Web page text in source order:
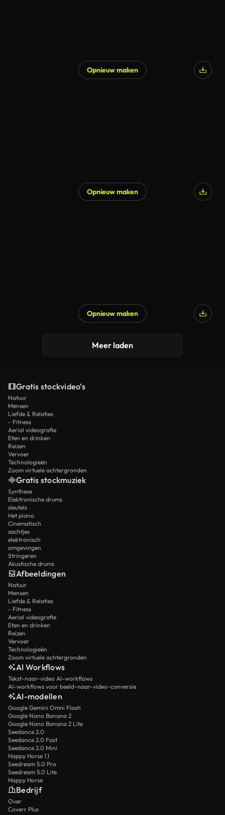
Opnieuw maken
Opnieuw maken
Opnieuw maken
Meer laden
Gratis stockvideo’s
Natuur
Mensen
Liefde & Relaties
- Fitness
Aerial videografie
Eten en drinken
Reizen
Vervoer
Technologieën
Zoom virtuele achtergronden
Gratis stockmuziek
Synthese
Elektronische drums
sleutels
Het piano
Cinematisch
zachtjes
elektronisch
omgevingen
Stringeren
Akustische drums
Afbeeldingen
Natuur
Mensen
Liefde & Relaties
- Fitness
Aerial videografie
Eten en drinken
Reizen
Vervoer
Technologieën
Zoom virtuele achtergronden
AI Workflows
Tekst-naar-video AI-workflows
AI-workflows voor beeld-naar-video-conversie
AI-modellen
Google Gemini Omni Flash
Google Nano Banana 2
Google Nano Banana 2 Lite
Seedance 2.0
Seedance 2.0 Fast
Seedance 2.0 Mini
Happy Horse 1.1
Seedream 5.0 Pro
Seedream 5.0 Lite
Happy Horse
Bedrijf
Over
Coverr Plus